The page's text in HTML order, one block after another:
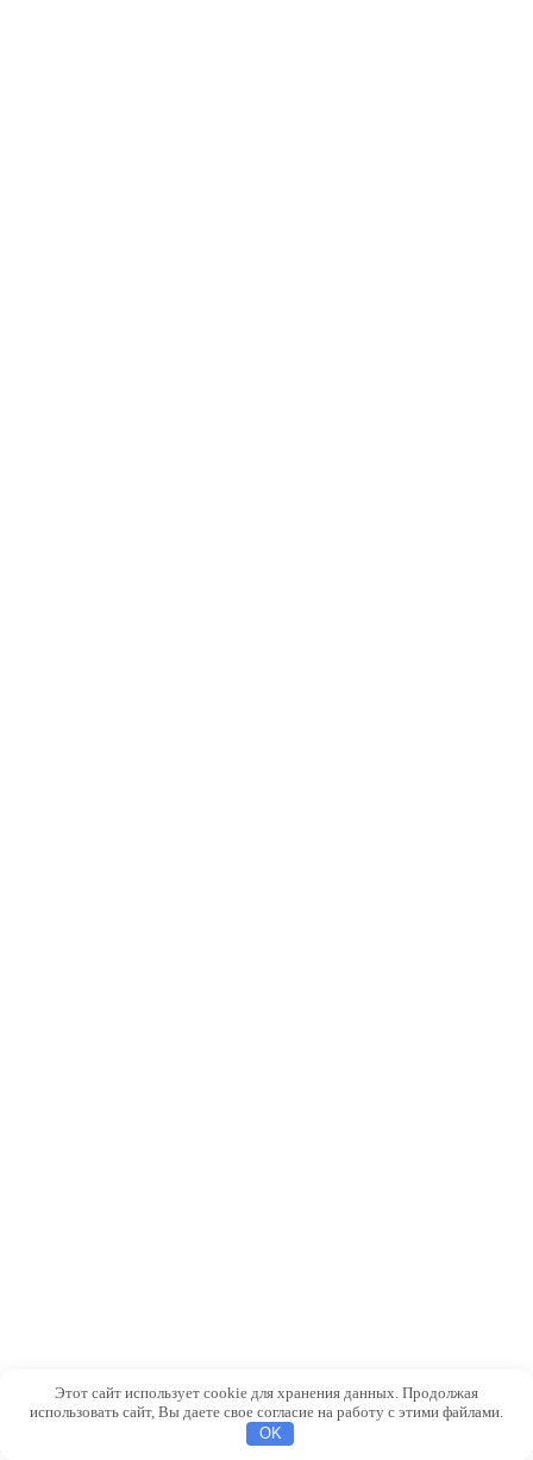
Этот сайт использует cookie для хранения данных. Продолжая
использовать сайт, Вы даете свое согласие на работу с этими файлами.
OK